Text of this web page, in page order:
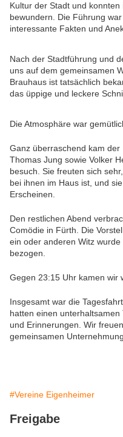
Kultur der Stadt und
bewundern. Die Führung
interessante Fakten und
Nach der Stadtführung und
uns auf dem gemeinsamen
Brauhaus ist tatsächlich
das üppige und leckere
Die Atmosphäre war
Ganz überraschend kam der
Thomas Jung sowie Volker
besuch. Sie freuten sich
bei ihnen im Haus ist, und
Erscheinen.
Den restlichen Abend
Comödie in Fürth. Die
ein oder anderen Witz wurde
bezogen.
Gegen 23:15 Uhr kamen wir
Insgesamt war die
hatten einen
und Erinnerungen. Wir
gemeinsamen
#Vereine Eigenheimer
Freigabe